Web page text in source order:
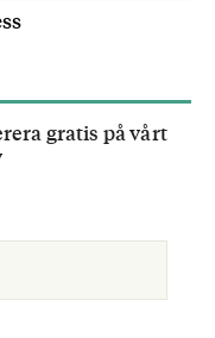
gratis på vårt